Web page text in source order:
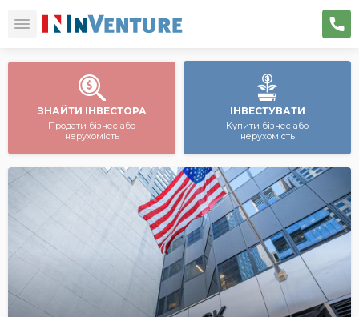
ЗНАЙТИ ІНВЕСТОРА
Продати бізнес або
нерухомість
ІНВЕСТУВАТИ
Купити бізнес або
нерухомість